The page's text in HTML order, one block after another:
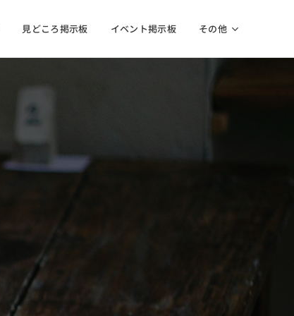
見どころ掲示板 イベント掲示板 その他